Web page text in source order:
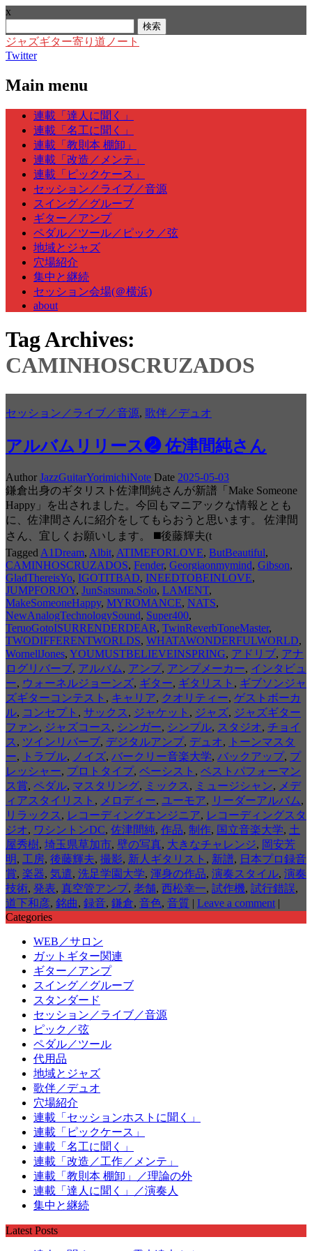
x
索:
ジャズギター寄り道ノート
Twitter
Main menu
Skip
content
連載「達人に聞く」
連載「名工に聞く」
連載「教則本 棚卸」
連載「改造／メンテ」
連載「ピックケース」
セッション／ライブ／音源
スイング／グルーブ
ギター／アンプ
ペダル／ツール／ピック／弦
地域とジャズ
穴場紹介
集中と継続
セッション会場(＠横浜)
about
Tag Archives:
CAMINHOSCRUZADOS
セッション／ライブ／音源, 歌伴／デュオ
アルバムリリース❷ 佐津間純さん
Author JazzGuitarYorimichiNote Date 2025-05-03
鎌倉出身のギタリスト佐津間純さんが新譜「Make Someone
Happy」を出されました。今回もマニアックな情報ととも
に、佐津間さんに紹介をしてもらおうと思います。 佐津間
さん、宜しくお願いします。 ◼️後藤輝夫(t
Tagged A1Dream, Albit, ATIMEFORLOVE, ButBeautiful,
CAMINHOSCRUZADOS, Fender, Georgiaonmymind, Gibson,
GladThereisYo, IGOTITBAD, INEEDTOBEINLOVE,
JUMPFORJOY, JunSatsuma.Solo, LAMENT,
MakeSomeoneHappy, MYROMANCE, NATS,
NewAnalogTechnologySound, Super400,
TeruoGotoISURRENDERDEAR, TwinReverbToneMaster,
TWODIFFERENTWORLDS, WHATAWONDERFULWORLD,
WornellJones, YOUMUSTBELIEVEINSPRING, アドリブ, アナ
ログリバーブ, アルバム, アンプ, アンプメーカー, インタビュ
ー, ウォーネルジョーンズ, ギター, ギタリスト , ギブソンジャ
ズギターコンテスト , キャリア, クオリティー, ゲストボーカ
ル, コンセプト , サックス , ジャケット , ジャズ, ジャズギター
ファン, ジャズコース , シンガー, シンプル, スタジオ, チョイ
ス , ツインリバーブ, デジタルアンプ, デュオ,
トーンマスタ
ー, トラブル, ノイズ, バークリー音楽大学, バックアップ, プ
レッシャー, プロトタイプ, ベーシスト , ベストパフォーマン
ス賞, ペダル, マスタリング, ミックス , ミュージシャン, メデ
ィアスタイリスト , メロディー, ユーモア, リーダーアルバム,
リラックス , レコーディングエンジニア, レコーディングスタ
ジオ, ワシントンDC, 佐津間純, 作品, 制作, 国立音楽大学, 土
屋秀樹, 埼玉県草加市, 壁の写真, 大きなチャレンジ, 岡安芳
明, 工房, 後藤輝夫, 撮影, 新人ギタリスト , 新譜, 日本プロ録音
賞, 楽器, 気遣, 洗足学園大学, 渾身の作品, 演奏スタイル, 演奏
技術, 発表, 真空管アンプ, 老舗, 西松幸一, 試作機, 試行錯誤,
道下和彦, 銘曲, 録音, 鎌倉, 音色, 音質 | Leave a comment |
Categories
WEB／サロン
ガットギター関連
ギター／アンプ
スイング／グルーブ
スタンダード
セッション／ライブ／音源
ピック／弦
ペダル／ツール
代用品
地域とジャズ
歌伴／デュオ
穴場紹介
連載「セッションホストに聞く」
連載「ピックケース」
連載「名工に聞く」
連載「改造／工作／メンテ」
連載「教則本 棚卸」／理論の外
連載「達人に聞く」／演奏人
集中と継続
Latest Posts